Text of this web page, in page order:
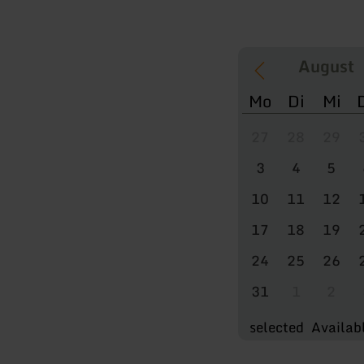
Mo Di Mi
3
4 5
10
11 12
17
18 19
24
25 26
31
selected